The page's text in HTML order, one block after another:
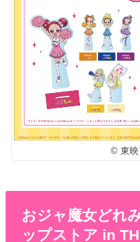
© 東映
おジャ魔女どれ
ップストア in